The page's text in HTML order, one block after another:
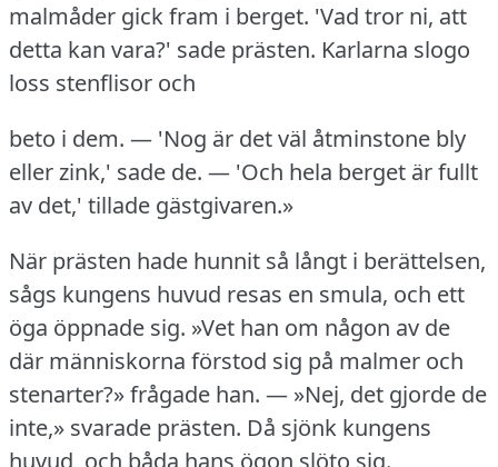
malmåder gick fram i berget. 'Vad tror ni, att
detta kan vara?' sade prästen. Karlarna slogo
loss stenflisor och
beto i dem. — 'Nog är det väl åtminstone bly
eller zink,' sade de. — 'Och hela berget är fullt
av det,' tillade gästgivaren.»
När prästen hade hunnit så långt i berättelsen,
sågs kungens huvud resas en smula, och ett
öga öppnade sig. »Vet han om någon av de
där människorna förstod sig på malmer och
stenarter?» frågade han. — »Nej, det gjorde de
inte,» svarade prästen. Då sjönk kungens